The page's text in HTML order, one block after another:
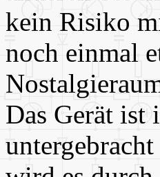
kein Risiko
noch einmal
Das Gerät ist